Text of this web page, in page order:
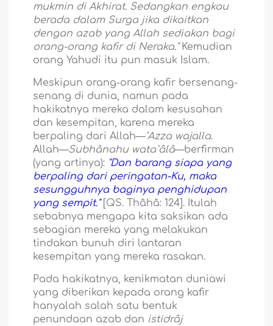
mukmin di Akhirat. Sedangkan engkau
berada dalam Surga jika dikaitkan
dengan azab yang Allah sediakan bagi
orang-orang kafir di Neraka."Kemudian
orang Yahudi itu pun masuk Islam.
Meskipun orang-orang kafir bersenang-
senang di dunia, namun pada
hakikatnya mereka dalam kesusahan
dan kesempitan, karena mereka
berpaling dari Allah—`Azza wajalla.
Allah—Subhânahu wata`âlâ—berfirman
(yang artinya): "Dan barang siapa yang
berpaling dari peringatan-Ku, maka
sesungguhnya baginya penghidupan
yang sempit."[QS. Thâhâ: 124]. Itulah
sebabnya mengapa kita saksikan ada
sebagian mereka yang melakukan
tindakan bunuh diri lantaran
kesempitan yang mereka rasakan.
Pada hakikatnya, kenikmatan duniawi
yang diberikan kepada orang kafir
hanyalah salah satu bentuk
penundaan azab dan istidrâj